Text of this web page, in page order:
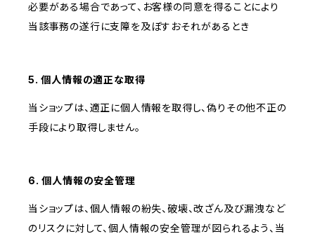
必要がある場合であって、お客様の同意を得ることにより
当該事務の遂行に支障を及ぼすおそれがあるとき
5. 個人情報の適正な取得
当ショップは、適正に個人情報を取得し、偽りその他不正の
手段により取得しません。
6. 個人情報の安全管理
当ショップは、個人情報の紛失、破壊、改ざん及び漏洩など
のリスクに対して、個人情報の安全管理が図られるよう、当